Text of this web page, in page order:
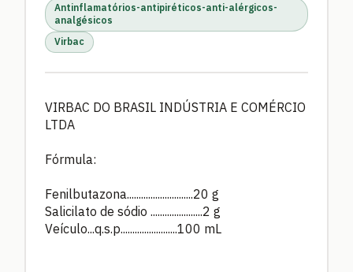
Antinflamatórios-antipiréticos-anti-alérgicos-
analgésicos
Virbac
VIRBAC DO BRASIL INDÚSTRIA E COMÉRCIO
LTDA
Fórmula:
Fenilbutazona............................20 g
Salicilato de sódio ......................2 g
Veículo...q.s.p........................100 mL